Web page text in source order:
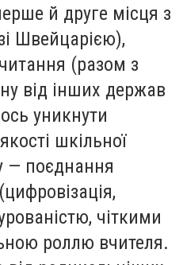
й друге місця з
Швейцарією),
(разом з
від інших держав
уникнути
шкільної
— поєднання
чіткими
роллю вчителя.